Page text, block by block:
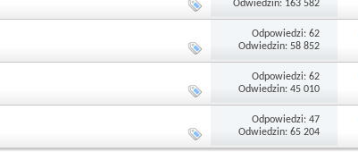
Odwiedzin: 163 582
Odpowiedzi: 62
Odwiedzin: 58 852
Odpowiedzi: 62
Odwiedzin: 45 010
Odpowiedzi: 47
Odwiedzin: 65 204